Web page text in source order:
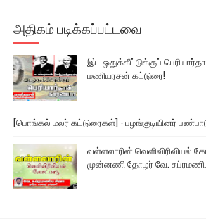
அதிகம் படிக்கப்பட்டவை
இட ஒதுக்கீட்டுக்குப்
மணியரசன் கட்டுரை!
[பொங்கல் மலர் கட்டுரைகள்] - பழங்குடியினர்
வள்ளலாரின் வெளிவிரிவியல்
முன்னணி தோழர் வே.